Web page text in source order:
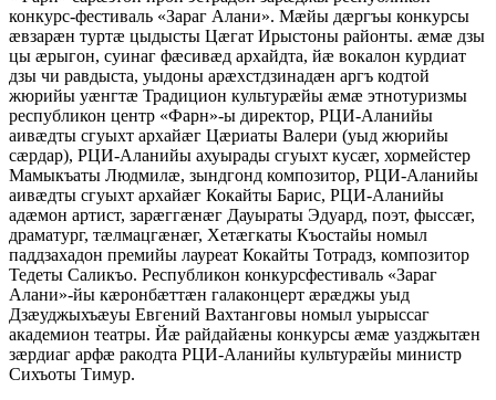
конкурс-фестиваль «Зараг Алани». Мæйы дæргъы конкурсы
æвзарæн туртæ цыдысты Цæгат Ирыстоны районты. æмæ дзы
цы æрыгон, суинаг фæсивæд архайдта, йæ вокалон курдиат
дзы чи равдыста, уыдоны арæхстдзинадæн аргъ кодтой
жюрийы уæнгтæ Традицион культурæйы æмæ этнотуризмы
республикон центр «Фарн»-ы директор, РЦИ-Аланийы
аивæдты сгуыхт архайæг Цæриаты Валери (уыд жюрийы
сæрдар), РЦИ-Аланийы ахуырады сгуыхт кусæг, хормейстер
Мамыкъаты Людмилæ, зындгонд композитор, РЦИ-Аланийы
аивæдты сгуыхт архайæг Кокайты Барис, РЦИ-Аланийы
адæмон артист, зарæггæнæг Дауыраты Эдуард, поэт, фыссæг,
драматург, тæлмацгæнæг, Хетæгкаты Къостайы номыл
паддзахадон премийы лауреат Кокайты Тотрадз, композитор
Тедеты Саликъо. Республикон конкурсфестиваль «Зараг
Алани»-йы кæронбæттæн галаконцерт æрæджы уыд
Дзæуджыхъæуы Евгений Вахтанговы номыл уырыссаг
академион театры. Йæ райдайæны конкурсы æмæ уазджытæн
зæрдиаг арфæ ракодта РЦИ-Аланийы культурæйы министр
Сихъоты Тимур.